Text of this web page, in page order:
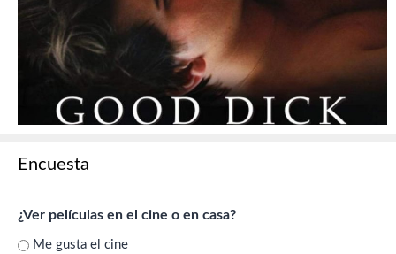
Encuesta
¿Ver películas en el cine o en casa?
Me gusta el cine